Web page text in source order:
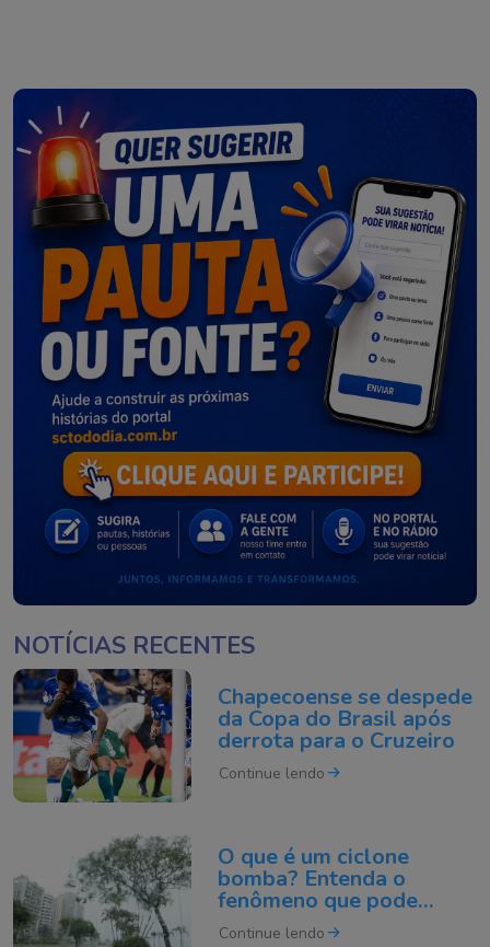
NOTÍCIAS RECENTES
Chapecoense se despede
da Copa do Brasil após
derrota para o Cruzeiro
Continue lendo
O que é um ciclone
bomba? Entenda o
fenômeno que pode
atingir o Sul do Brasil
Continue lendo